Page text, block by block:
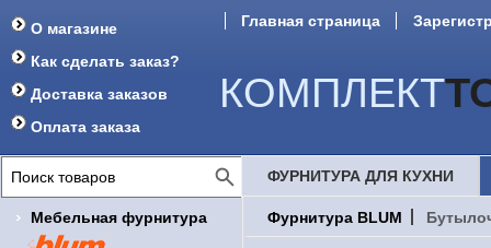
О магазине
Как сделать заказ?
Доставка заказов
Оплата заказа
Главная страница
КОМПЛЕКТ
Мебельная фурнитура
ФУРНИТУРА ДЛЯ КУХНИ
Фурнитура BLUM